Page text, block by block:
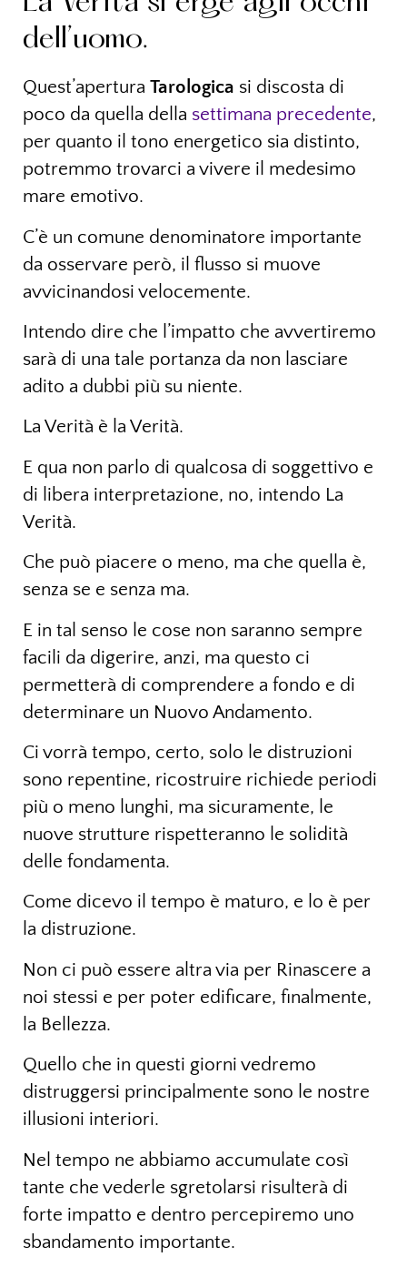
dell’uomo.
Quest’apertura Tarologica si discosta di
poco da quella della settimana precedente,
per quanto il tono energetico sia distinto,
potremmo trovarci a vivere il medesimo
mare emotivo.
C’è un comune denominatore importante
da osservare però, il flusso si muove
avvicinandosi velocemente.
Intendo dire che l’impatto che avvertiremo
sarà di una tale portanza da non lasciare
adito a dubbi più su niente.
La Verità è la Verità.
E qua non parlo di qualcosa di soggettivo e
di libera interpretazione, no, intendo La
Verità.
Che può piacere o meno, ma che quella è,
senza se e senza ma.
E in tal senso le cose non saranno sempre
facili da digerire, anzi, ma questo ci
permetterà di comprendere a fondo e di
determinare un Nuovo Andamento.
Ci vorrà tempo, certo, solo le distruzioni
sono repentine, ricostruire richiede periodi
più o meno lunghi, ma sicuramente, le
nuove strutture rispetteranno le solidità
delle fondamenta.
Come dicevo il tempo è maturo, e lo è per
la distruzione.
Non ci può essere altra via per Rinascere a
noi stessi e per poter edificare, finalmente,
la Bellezza.
Quello che in questi giorni vedremo
distruggersi principalmente sono le nostre
illusioni interiori.
Nel tempo ne abbiamo accumulate così
tante che vederle sgretolarsi risulterà di
forte impatto e dentro percepiremo uno
sbandamento importante.